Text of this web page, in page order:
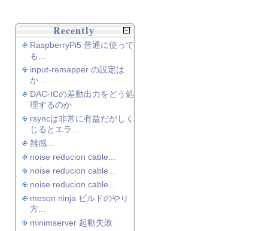
Recently
RaspberryPi5 普通に使って
も...
input-remapper の設定は
か...
DAC-ICの差動出力をどう処
理するのか
rsyncは非常に有益だがしく
じるとエラ...
雑感...
noise reducion cable...
noise reducion cable...
noise reducion cable...
meson ninja ビルドのやり
方...
minimserver 起動失敗